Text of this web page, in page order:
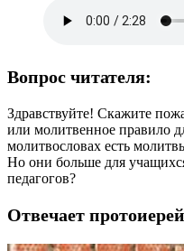
Вопрос читателя:
Здравствуйте! Скажите
или молитвенное правило
молитвословах есть
Но они больше для
педагогов?
Отвечает